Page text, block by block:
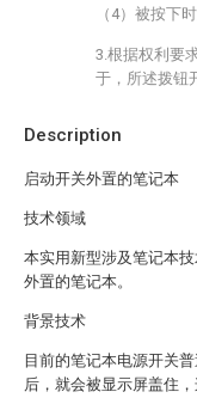
Description
启动开关外置的笔记本
技术领域
本实用新型涉及笔记本
外置的笔记本。
背景技术
目前的笔记本电源开关
后，就会被显示屏盖住
（4）被按下
3.根据权利要
于，所述拨钮